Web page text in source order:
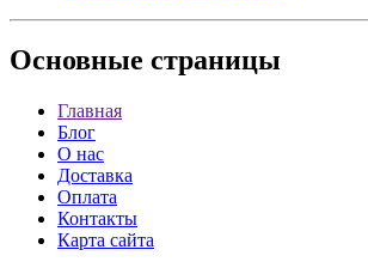
Основные страницы
Главная
Блог
О нас
Доставка
Оплата
Контакты
Карта сайта